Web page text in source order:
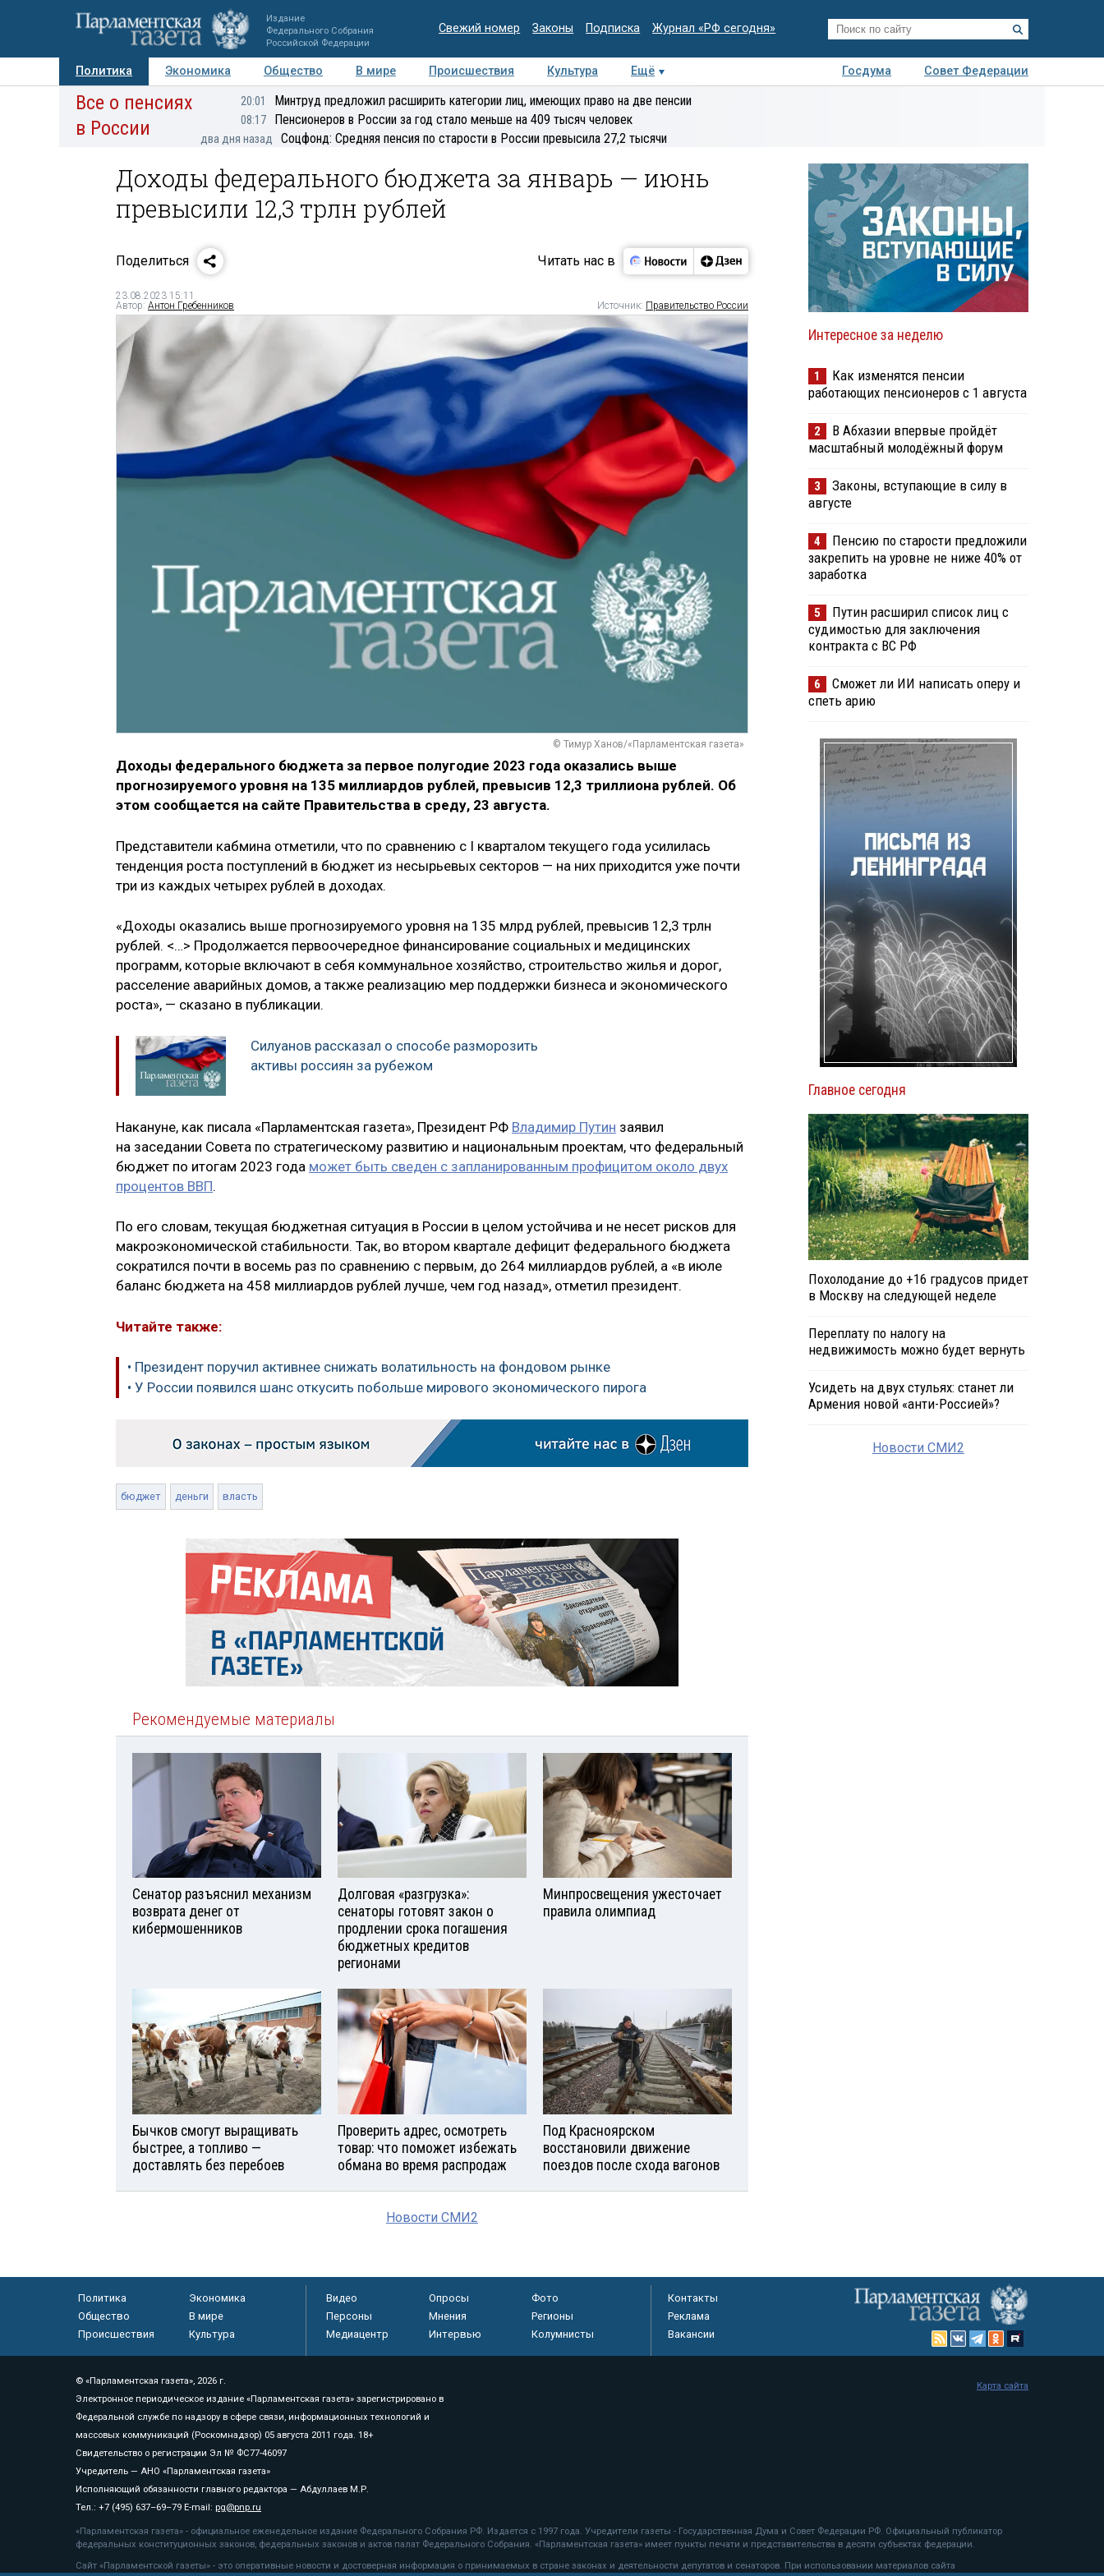
Издание
Федерального Собрания
Российской Федерации
Свежий номер Законы Подписка Журнал «РФ сегодня»
Политика Экономика Общество В мире Происшествия Культура Ещё Госдума
Совет Федерации
Авторы Персоны Мнения Регионы Медиацентр Интервью Колумнисты
Деловая
Все о пенсиях
в России
20:01 Минтруд предложил расширить категории лиц, имеющих право на две пенсии
08:17 Пенсионеров в России за год стало меньше на 409 тысяч человек
два дня назад Соцфонд: Средняя пенсия по старости в России превысила 27,2 тысячи
Доходы федерального бюджета за январь — июнь
превысили 12,3 трлн рублей
Поделиться Читать нас в
23.08.2023 15:11
Автор: Антон Гребенников Источник: Правительство России
© Тимур Ханов/«Парламентская газета»
Доходы федерального бюджета за первое полугодие 2023 года оказались выше
прогнозируемого уровня на 135 миллиардов рублей, превысив 12,3 триллиона рублей. Об
этом сообщается на сайте Правительства в среду, 23 августа.
Представители кабмина отметили, что по сравнению с I кварталом текущего года усилилась
тенденция роста поступлений в бюджет из несырьевых секторов — на них приходится уже почти
три из каждых четырех рублей в доходах.
«Доходы оказались выше прогнозируемого уровня на 135 млрд рублей, превысив 12,3 трлн
рублей. <…> Продолжается первоочередное финансирование социальных и медицинских
программ, которые включают в себя коммунальное хозяйство, строительство жилья и дорог,
расселение аварийных домов, а также реализацию мер поддержки бизнеса и экономического
роста», — сказано в публикации.
Силуанов рассказал о способе разморозить
активы россиян за рубежом
Накануне, как писала «Парламентская газета», Президент РФ Владимир Путин заявил
на заседании Совета по стратегическому развитию и национальным проектам, что федеральный
бюджет по итогам 2023 года может быть сведен с запланированным профицитом около двух
процентов ВВП.
По его словам, текущая бюджетная ситуация в России в целом устойчива и не несет рисков для
макроэкономической стабильности. Так, во втором квартале дефицит федерального бюджета
сократился почти в восемь раз по сравнению с первым, до 264 миллиардов рублей, а «в июле
баланс бюджета на 458 миллиардов рублей лучше, чем год назад», отметил президент.
Читайте также:
• Президент поручил активнее снижать волатильность на фондовом рынке
• У России появился шанс откусить побольше мирового экономического пирога
бюджет деньги власть
Рекомендуемые материалы
Сенатор разъяснил механизм
возврата денег от
кибермошенников
Долговая «разгрузка»:
сенаторы готовят закон о
продлении срока погашения
бюджетных кредитов
регионами
Минпросвещения ужесточает
правила олимпиад
Бычков смогут выращивать
быстрее, а топливо —
доставлять без перебоев
Проверить адрес, осмотреть
товар: что поможет избежать
обмана во время распродаж
Под Красноярском
восстановили движение
поездов после схода вагонов
Новости СМИ2
Интересное за неделю
1
Как изменятся пенсии
работающих пенсионеров с 1 августа
2
В Абхазии впервые пройдёт
масштабный молодёжный форум
3
Законы, вступающие в силу в
августе
4
Пенсию по старости предложили
закрепить на уровне не ниже 40% от
заработка
5
Путин расширил список лиц с
судимостью для заключения
контракта с ВС РФ
6
Сможет ли ИИ написать оперу и
спеть арию
Главное сегодня
Похолодание до +16 градусов придет
в Москву на следующей неделе
Переплату по налогу на
недвижимость можно будет вернуть
Усидеть на двух стульях: станет ли
Армения новой «анти-Россией»?
Новости СМИ2
Политика
Экономика
Общество
В мире
Происшествия
Культура
Видео Опросы
Фото
Персоны
Мнения
Регионы
Медиацентр
Интервью Колумнисты
Контакты
Реклама
Вакансии
© «Парламентская газета», 2026 г.
Электронное периодическое издание «Парламентская газета» зарегистрировано в
Федеральной службе по надзору в сфере связи, информационных технологий и
массовых коммуникаций (Роскомнадзор) 05 августа 2011 года. 18+
Свидетельство о регистрации Эл № ФС77-46097
Учредитель — АНО «Парламентская газета»
Исполняющий обязанности главного редактора — Абдуллаев М.Р.
Тел.: +7 (495) 637–69–79 E-mail: pg@pnp.ru
«Парламентская газета» - официальное еженедельное издание Федерального Собрания РФ. Издается с 1997 года. Учредители газеты - Государственная Дума и Совет Федерации РФ. Официальный публикатор
федеральных конституционных законов, федеральных законов и актов палат Федерального Собрания. «Парламентская газета» имеет пункты печати и представительства в десяти субъектах федерации.
Сайт «Парламентской газеты» - это оперативные новости и достоверная информация о принимаемых в стране законах и деятельности депутатов и сенаторов. При использовании материалов сайта
Карта сайта